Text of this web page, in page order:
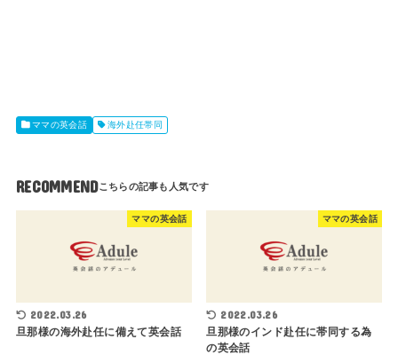
ママの英会話 海外赴任帯同
RECOMMEND
ママの英会話
2022.03.26
旦那様の海外赴任に備えて英会話
ママの英会話
2022.03.26
旦那様のインド赴任に帯同する為
の英会話